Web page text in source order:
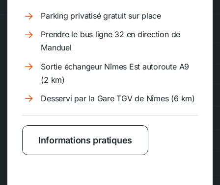
Parking privatisé gratuit sur place
Prendre le bus ligne 32 en direction de
Manduel
Sortie échangeur Nîmes Est autoroute A9
(2 km)
Desservi par la Gare TGV de Nîmes (6 km)
Informations pratiques